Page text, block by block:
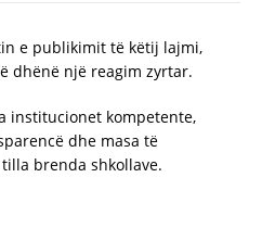
e publikimit të këtij lajmi,
dhënë një reagim zyrtar.
institucionet kompetente,
dhe masa të
brenda shkollave.